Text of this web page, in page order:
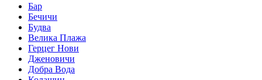
Бар
Бечичи
Будва
Велика Плажа
Герцег Нови
Дженовичи
Добра Вода